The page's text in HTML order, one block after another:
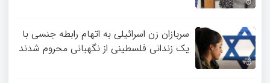
سربازان زن اسرائیلی به اتهام رابطه جنسی با
یک زندانی فلسطینی از نگهبانی محروم شدند